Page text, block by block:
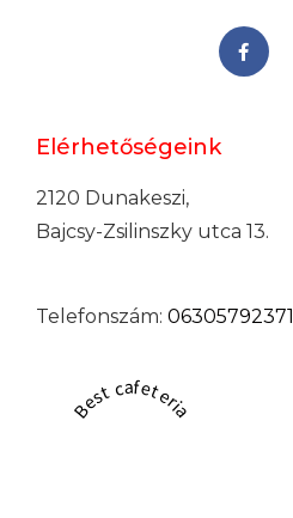
Elérhetőségeink
2120 Dunakeszi,
Bajcsy-Zsilinszky utca 13.
Telefonszám: 06305792371
Best cafeteria